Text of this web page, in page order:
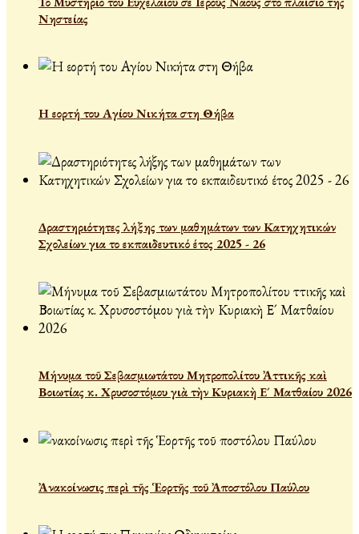
Νηστείας
Η εορτή του Αγίου Νικήτα στη Θήβα
Δραστηριότητες λήξης των μαθημάτων των Κατηχητικών
Σχολείων για το εκπαιδευτικό έτος 2025 - 26
Μήνυμα τοῦ Σεβασμιωτάτου Μητροπολίτου Ἀττικῆς καὶ
Βοιωτίας κ. Χρυσοστόμου γιὰ τὴν Κυριακὴ Ε´ Ματθαίου 2026
Ἀνακοίνωσις περὶ τῆς Ἑορτῆς τοῦ Ἀποστόλου Παύλου